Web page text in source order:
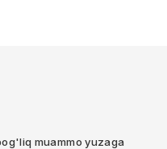
muammo yuzaga